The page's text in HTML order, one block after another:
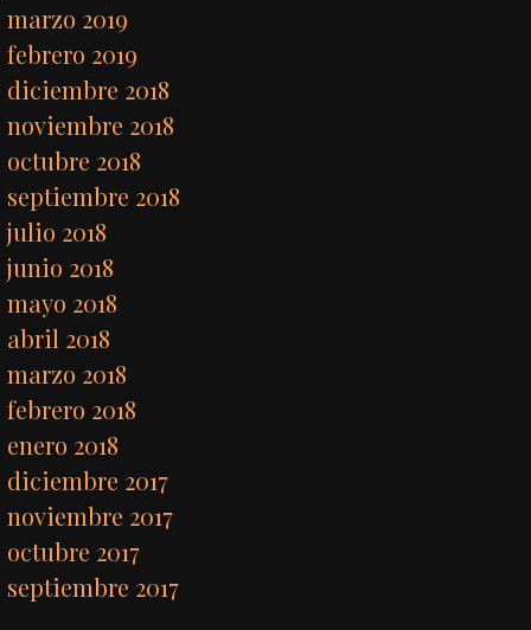
marzo 2019
febrero 2019
diciembre 2018
noviembre 2018
octubre 2018
septiembre 2018
julio 2018
junio 2018
mayo 2018
abril 2018
marzo 2018
febrero 2018
enero 2018
diciembre 2017
noviembre 2017
octubre 2017
septiembre 2017